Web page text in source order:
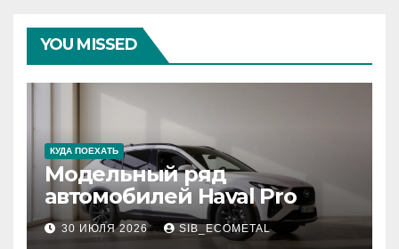
YOU MISSED
КУДА ПОЕХАТЬ
Модельный ряд
автомобилей Haval Pro
30 ИЮЛЯ 2026 SIB_ECOMETAL